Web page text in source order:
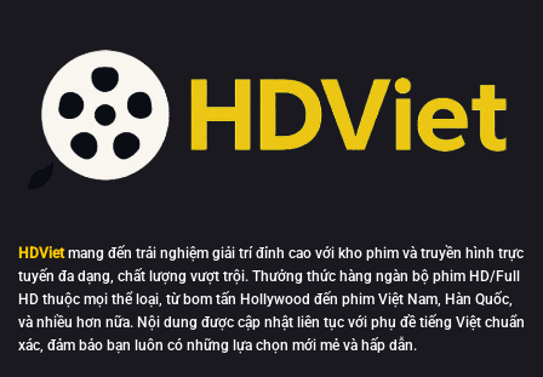
HDVietmang đến trải nghiệm giải trí đỉnh cao với kho phim và truyền hình trực
tuyến đa dạng, chất lượng vượt trội. Thưởng thức hàng ngàn bộ phim HD/Full
HD thuộc mọi thể loại, từ bom tấn Hollywood đến phim Việt Nam, Hàn Quốc,
và nhiều hơn nữa. Nội dung được cập nhật liên tục với phụ đề tiếng Việt chuẩn
xác, đảm bảo bạn luôn có những lựa chọn mới mẻ và hấp dẫn.